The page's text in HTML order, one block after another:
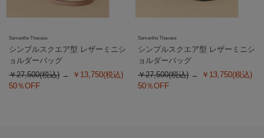
Samantha Thavasa
シンプルスクエア型 レザーミニシ
ョルダーバッグ
￥27,500(税込)
￥13,750(税込)
50％OFF
Samantha Thavasa
シンプルスクエア型 レザーミニシ
ョルダーバッグ
￥27,500(税込)
￥13,750(税込)
50％OFF